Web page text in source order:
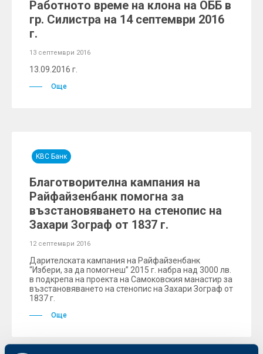
Работното време на клона на ОББ в
гр. Силистра на 14 септември 2016
г.
13 септември 2016
13.09.2016 г.
Още
KBC Банк
Благотворителна кампания на
Райфайзенбанк помогна за
възстановяването на стенопис на
Захари Зограф от 1837 г.
12 септември 2016
Дарителската кампания на Райфайзенбанк
“Избери, за да помогнеш” 2015 г. набра над 3000 лв.
в подкрепа на проекта на Самоковския манастир за
възстановяването на стенопис на Захари Зограф от
1837 г.
Още